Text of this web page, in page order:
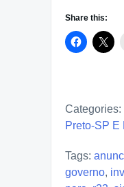
Share this:
Categories:
Preto-SP E
Tags:
governo,